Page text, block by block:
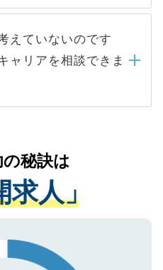
と、応募が殺到する場
る条件に合った人材の
依頼するケースが増え
ありません。内定先へ
リアパートナーが行い
ださい。
ることはありませんの
。当サイトからの登録
録者様の個人情報は、
ップおよび転職活動の
たします。お預かりし
データはご本人の許可
扱いについての厳密な
事業者のみに付与され
ークを取得済みです。
人情報は、SSL（デー
てもご安心ください。
えていないのです
ャリアを相談できま
医療機関の状況や紹介
、適切なアドバイスを
。すぐにご転職をされ
なサポートが可能です
ください。
秘訣は
求人」